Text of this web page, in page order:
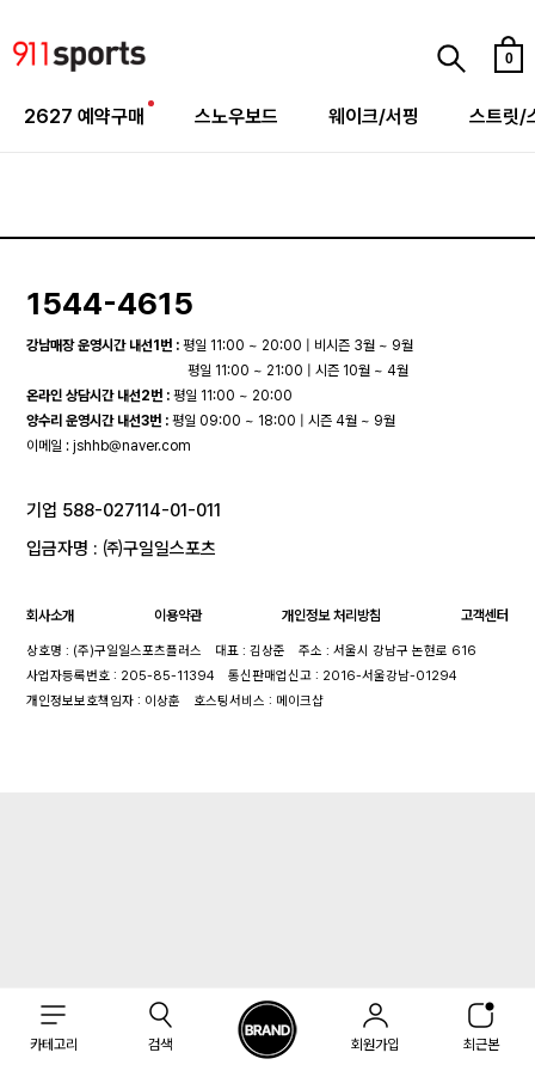
0
2627 예약구매 스노우보드 웨이크/서핑 스트릿/
카테고리 검색 회원가입 최근본
1544-4615
강남매장 운영시간 내선1번 : 평일 11:00 ~ 20:00 | 비시즌 3월 ~ 9월
평일 11:00 ~ 21:00 | 시즌 10월 ~ 4월
온라인 상담시간 내선2번 : 평일 11:00 ~ 20:00
양수리 운영시간 내선3번 : 평일 09:00 ~ 18:00 | 시즌 4월 ~ 9월
이메일 :jshhb@naver.com
기업 588-027114-01-011
입금자명 : ㈜구일일스포츠
회사소개 이용약관 개인정보 처리방침 고객센터
상호명 : (주)구일일스포츠플러스 대표 : 김상준
주소 : 서울시 강남구 논현로 616
사업자등록번호 : 205-85-11394
통신판매업신고 : 2016-서울강남-01294
개인정보보호책임자 : 이상훈
호스팅서비스 : 메이크샵